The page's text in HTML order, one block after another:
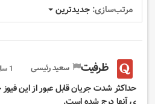
مرتب‌سازی: جدیدترین
ظرفیت سعید رئیسی 1 سال قبل
حداکثر شدت جریان قابل عبور از این